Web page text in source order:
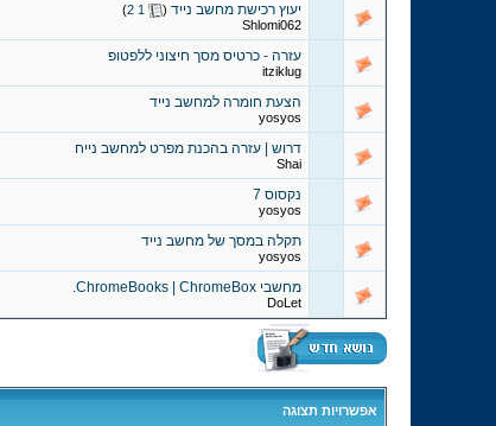
יעוץ רכישת מחשב נייד (
1
2
)
Shlomi062
עזרה - כרטיס מסך חיצוני ללפטופ
itziklug
הצעת חומרה למחשב נייד
yosyos
דרוש | עזרה בהכנת מפרט למחשב נייח
Shai
נקסוס 7
yosyos
תקלה במסך של מחשב נייד
yosyos
מחשבי ChromeBooks | ChromeBox.
DoLet
אפשרויות תצוגה